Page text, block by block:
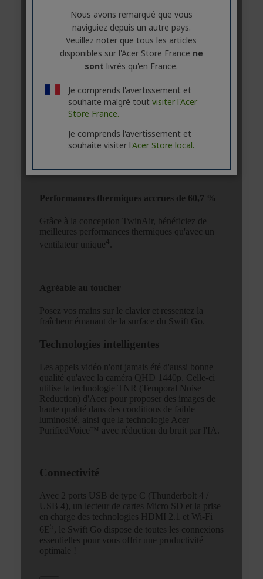
Nous avons remarqué que vous
naviguiez depuis un autre pays.
Veuillez noter que tous les articles
disponibles sur l'Acer Store France ne
sont livrés qu'en France.
Je comprends l'avertissement et
souhaite malgré tout visiter l'Acer
Store France.
Je comprends l'avertissement et
souhaite visiter l'Acer Store local.